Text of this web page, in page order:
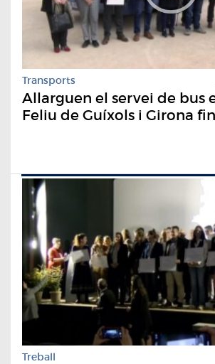
Transports
Allarguen el servei de bus
Feliu de Guíxols i Girona
Treball